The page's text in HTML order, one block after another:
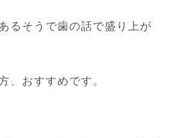
るそうで歯の話で盛り上が
、おすすめです。